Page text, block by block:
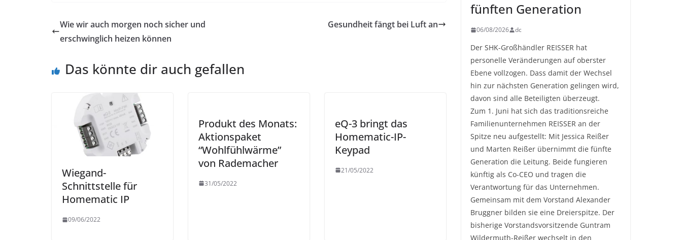
Wie wir auch morgen noch sicher und
erschwinglich heizen können
Gesundheit fängt bei Luft an
Das könnte dir auch gefallen
Wiegand-
Schnittstelle für
Homematic IP
09/06/2022
Produkt des Monats:
Aktionspaket
“Wohlfühlwärme”
von Rademacher
31/05/2022
eQ-3 bringt das
Homematic-IP-
Keypad
21/05/2022
fünften Generation
06/08/2026 dc
Der SHK-Großhändler REISSER hat
personelle Veränderungen auf oberster
Ebene vollzogen. Dass damit der Wechsel
hin zur nächsten Generation gelingen wird,
davon sind alle Beteiligten überzeugt.
Zum 1. Juni hat sich das traditionsreiche
Familienunternehmen REISSER an der
Spitze neu aufgestellt: Mit Jessica Reißer
und Marten Reißer übernimmt die fünfte
Generation die Leitung. Beide fungieren
künftig als Co-CEO und tragen die
Verantwortung für das Unternehmen.
Gemeinsam mit dem Vorstand Alexander
Bruggner bilden sie eine Dreierspitze. Der
bisherige Vorstandsvorsitzende Guntram
Wildermuth-Reißer wechselt in den